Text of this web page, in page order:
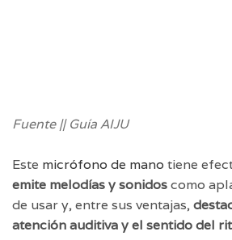
Fuente || Guía AIJU
Este micrófono de mano tiene
emite melodías y sonidoscomo
de usar y, entre sus ventajas,
atención auditiva y el sentido del